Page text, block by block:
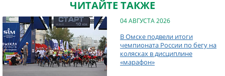
ЧИТАЙТЕ ТАКЖЕ
04 АВГУСТА 2026
В Омске подвели итоги
чемпионата России по бегу на
колясках в дисциплине
«марафон»